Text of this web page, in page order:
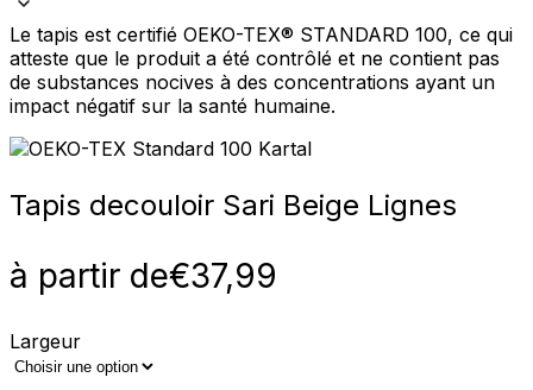
Le tapis est certifié OEKO-TEX® STANDARD 100, ce qui
atteste que le produit a été contrôlé et ne contient pas
de substances nocives à des concentrations ayant un
impact négatif sur la santé humaine.
Tapis decouloir Sari Beige Lignes
à partir de€37,99
Largeur